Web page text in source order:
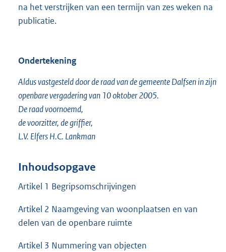
na het verstrijken van een termijn van zes weken na
publicatie.
Ondertekening
Aldus vastgesteld door de raad van de gemeente Dalfsen in zijn
openbare vergadering van 10 oktober 2005.
De raad voornoemd,
de voorzitter, de griffier,
L.V. Elfers H.C. Lankman
Inhoudsopgave
Artikel 1 Begripsomschrijvingen
Artikel 2 Naamgeving van woonplaatsen en van
delen van de openbare ruimte
Artikel 3 Nummering van objecten